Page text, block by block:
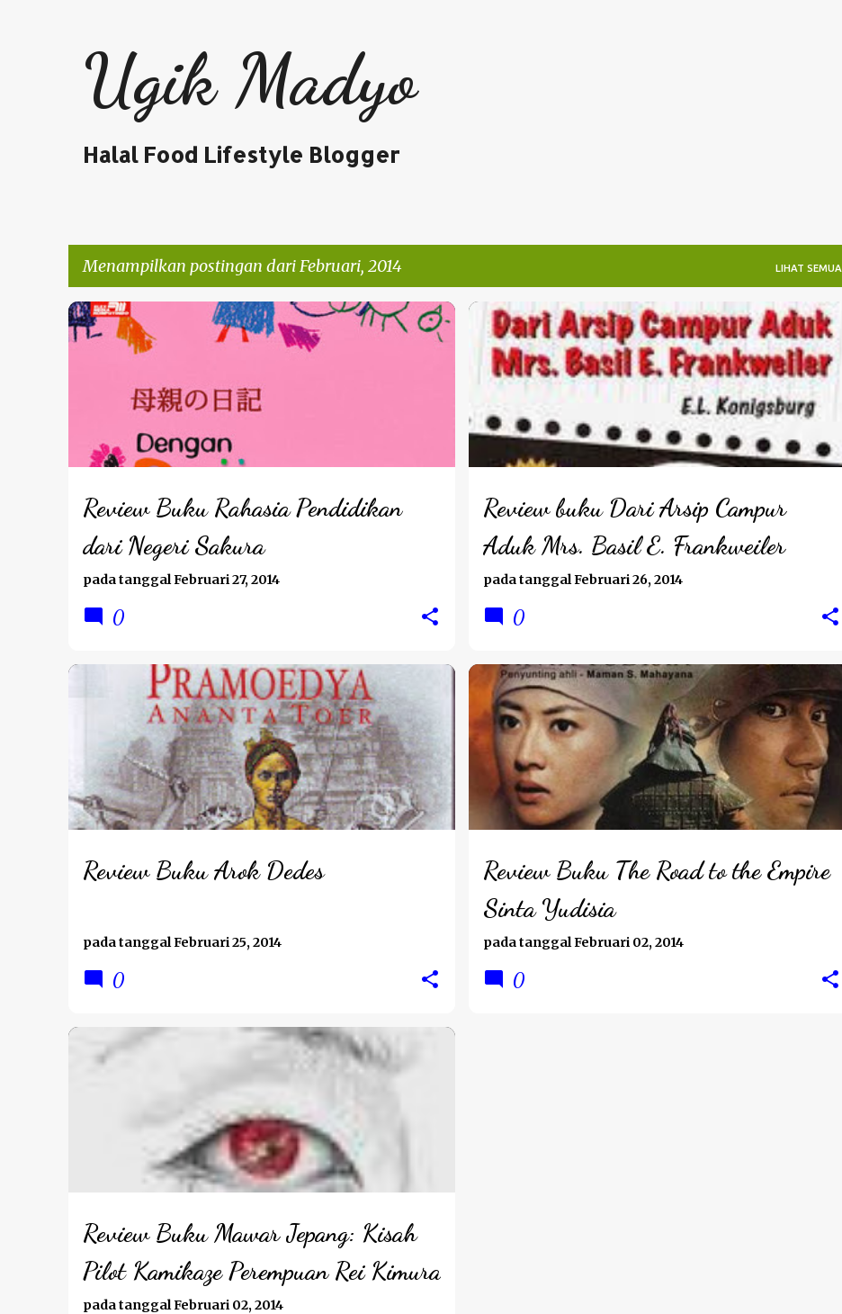
Ugik Madyo
Halal Food Lifestyle Blogger
Menampilkan postingan dari Februari, 2014 LIHAT SEMUA
P
n
Review Buku Rahasia Pendidikan
dari Negeri Sakura
pada tanggalFebruari 27, 2014
REVIEW BUKU
0
Review buku Dari Arsip Campur
Aduk Mrs. Basil E. Frankweiler
pada tanggalFebruari 26, 2014
REVIEW BUKU
0
Review Buku Arok Dedes
pada tanggalFebruari 25, 2014
REVIEW BUKU
0
Review Buku The Road to the Empire
Sinta Yudisia
pada tanggalFebruari 02, 2014
REVIEW BUKU
0
Review Buku Mawar Jepang: Kisah
Pilot Kamikaze Perempuan Rei Kimura
pada tanggalFebruari 02, 2014
REVIEW BUKU